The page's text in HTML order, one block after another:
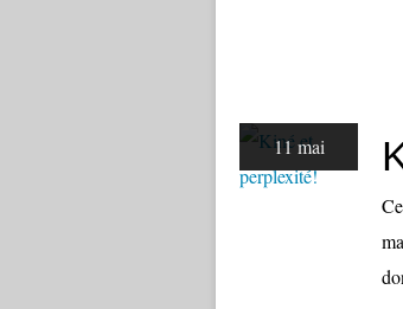
11 mai